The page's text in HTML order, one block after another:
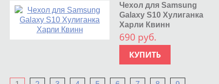
Чехол для Samsung
Galaxy S10 Хулиганка
Харли Квинн
690 руб.
КУПИТЬ